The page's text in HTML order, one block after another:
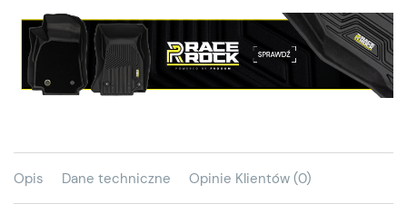
Opis Dane techniczne Opinie Klientów (0)